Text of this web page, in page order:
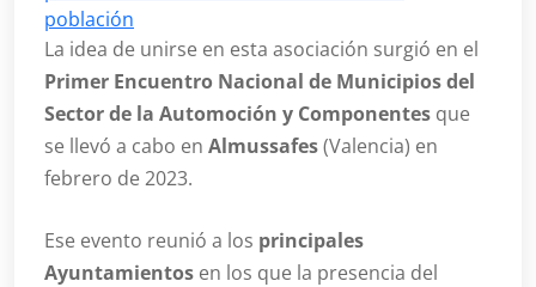
población
La idea de unirse en esta asociación surgió en el
Primer Encuentro Nacional de Municipios del
Sector de la Automoción y Componentes que
se llevó a cabo en Almussafes(Valencia) en
febrero de 2023.
Ese evento reunió a los principales
Ayuntamientos en los que la presencia del